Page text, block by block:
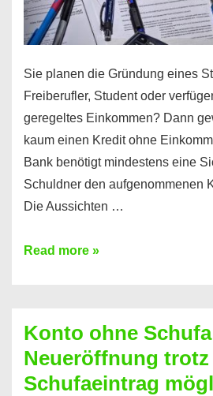
Sie planen die Gründung eines
Freiberufler, Student oder
geregeltes Einkommen? Dann
kaum einen Kredit ohne
Bank benötigt mindestens eine
Schuldner den aufgenommenen
Die Aussichten …
Mit
Sie
einen
Kredit
Read more »
Konto ohne
Neueröffnung trotz
Schufaeintrag